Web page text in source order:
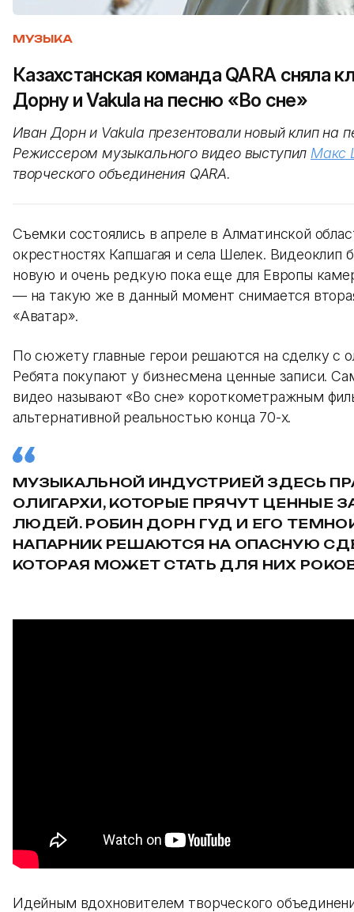
МУЗЫКА
Казахстанская команда QARA сняла
Дорну и Vakula на песню «Во сне»
Иван Дорн и Vakula презентовали новый клип на
Режиссером музыкального видео выступил Макс
творческого объединения QARA.
Съемки состоялись в апреле в Алматинской
окрестностях Капшагая и села Шелек. Видеоклип
новую и очень редкую пока еще для Европы
— на такую же в данный момент снимается
«Аватар».
По сюжету главные герои решаются на сделку с
Ребята покупают у бизнесмена ценные записи.
видео называют «Во сне» короткометражным
альтернативной реальностью конца 70-х.
МУЗЫКАЛЬНОЙ ИНДУСТРИЕЙ ЗДЕСЬ
ОЛИГАРХИ, КОТОРЫЕ ПРЯЧУТ ЦЕННЫЕ
ЛЮДЕЙ. РОБИН ДОРН ГУД И ЕГО
НАПАРНИК РЕШАЮТСЯ НА ОПАСНУЮ
КОТОРАЯ МОЖЕТ СТАТЬ ДЛЯ НИХ
Идейным вдохновителем творческого